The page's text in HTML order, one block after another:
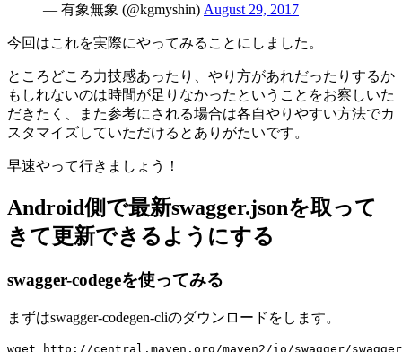
— 有象無象 (@kgmyshin) August 29, 2017
今回はこれを実際にやってみることにしました。
ところどころ力技感あったり、やり方があれだったりするか
もしれないのは時間が足りなかったということをお察しいた
だきたく、また参考にされる場合は各自やりやすい方法でカ
スタマイズしていただけるとありがたいです。
早速やって行きましょう！
Android側で最新swagger.jsonを取って
きて更新できるようにする
swagger-codegeを使ってみる
まずはswagger-codegen-cliのダウンロードをします。